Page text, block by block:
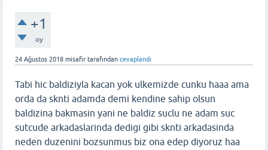
+1
oy
24 Ağustos 2018 misafir tarafından cevaplandı
Tabi hic baldiziyla kacan yok ulkemizde cunku haaa ama
orda da sknti adamda demi kendine sahip olsun
baldizina bakmasin yani ne baldiz suclu ne adam suc
sutcude arkadaslarinda dedigi gibi sknti arkadasinda
neden duzenini bozsunmus biz ona edep diyoruz haa